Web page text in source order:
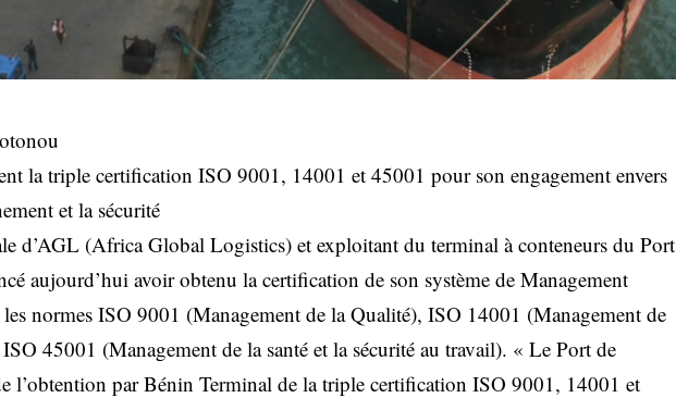
la triple certification ISO 9001, 14001 et 45001 pour son engagement envers
et la sécurité
d’AGL (Africa Global Logistics) et exploitant du terminal à conteneurs du Port
aujourd’hui avoir obtenu la certification de son système de Management
normes ISO 9001 (Management de la Qualité), ISO 14001 (Management de
45001 (Management de la santé et la sécurité au travail). « Le Port de
l’obtention par Bénin Terminal de la triple certification ISO 9001, 14001 et